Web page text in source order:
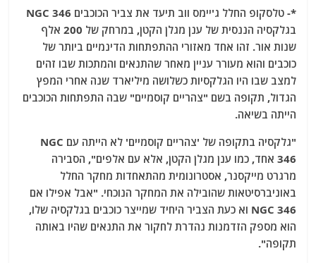
*- טלסקופ החלל ג'יימס ווב תיעד את צביר הכוכבים NGC 346
בגלקסיה הננסית של ענן מגלן הקטן, במרחק של 200 אלף
שנות אור. זהו אחד מאזורי ההתפתחות הדינמיים ביותר של
כוכבים והוא מעורר עניין מאחר שהתנאים והמתכות שבו זהים
למצב שבו היו הגלקסיות כשלושה מיליארד שנה אחרי המפץ
הגדול, תקופה בשם "צהריים קוסמיים" שבה התפתחות הכוכבים
הייתה בשיאה.
"גלקסיה בתקופה של 'צהריים קוסמיים' לא הייתה עם NGC
346 אחד, כמו ענן מגלן הקטן, אלא עם אלפים", הסבירה
מרגרט מייקסנר, אסטרונומית מהתאחדות מחקר החלל
באוניברסיטאות שהובילה את המחקר הנוכחי. "אבל אפילו אם
NGC 346 וא כעת הצביר היחיד שמייצר כוכבים בגלקסיה שלו,
הוא מספק הזדמנות נהדרת לחקור את התנאים שהיו באותה
תקופה".